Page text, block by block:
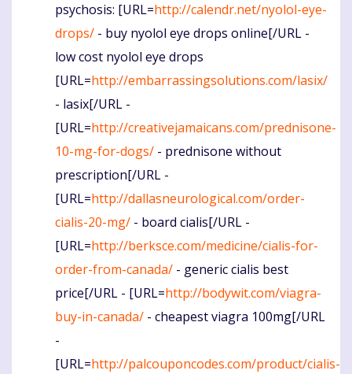
psychosis: [URL=http://calendr.net/nyolol-eye-
drops/ - buy nyolol eye drops online[/URL -
low cost nyolol eye drops
[URL=http://embarrassingsolutions.com/lasix/
- lasix[/URL -
[URL=http://creativejamaicans.com/prednisone-
10-mg-for-dogs/ - prednisone without
prescription[/URL -
[URL=http://dallasneurological.com/order-
cialis-20-mg/ - board cialis[/URL -
[URL=http://berksce.com/medicine/cialis-for-
order-from-canada/ - generic cialis best
price[/URL - [URL=http://bodywit.com/viagra-
buy-in-canada/ - cheapest viagra 100mg[/URL
-
[URL=http://palcouponcodes.com/product/cialis-